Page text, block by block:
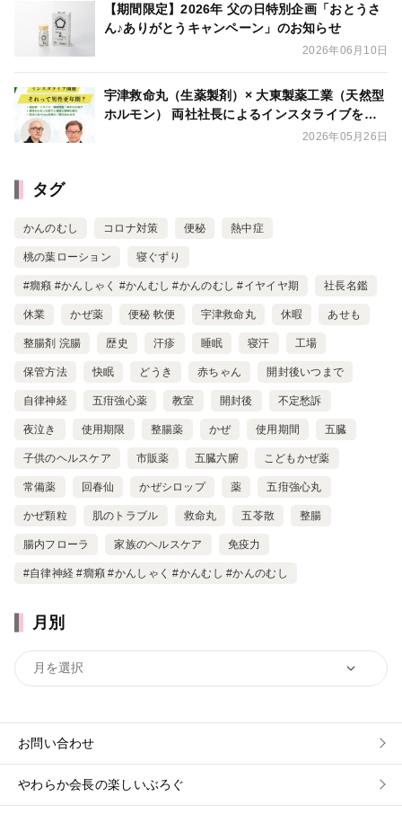
【期間限定】2026年 父の日特別企画「おとうさ
ん♪ありがとうキャンペーン」のお知らせ
2026年06月10日
宇津救命丸（生薬製剤）× 大東製薬工業（天然型
ホルモン） 両社社長によるインスタライブを開
2026年05月26日
タグ
かんのむし コロナ対策 便秘 熱中症
桃の葉ローション 寝ぐずり
#癇癪 #かんしゃく #かんむし #かんのむし #イヤイヤ期 社長名鑑
休業 かぜ薬 便秘 軟便 宇津救命丸 休暇 あせも
整腸剤 浣腸 歴史 汗疹 睡眠 寝汗 工場
保管方法 快眠 どうき 赤ちゃん 開封後いつまで
自律神経 五疳強心薬 教室 開封後 不定愁訴
夜泣き 使用期限 整腸薬 かぜ 使用期間 五臓
子供のヘルスケア 市販薬 五臓六腑 こどもかぜ薬
常備薬 回春仙 かぜシロップ 薬 五疳強心丸
かぜ顆粒 肌のトラブル 救命丸 五苓散 整腸
腸内フローラ 家族のヘルスケア 免疫力
#自律神経 #癇癪 #かんしゃく #かんむし #かんのむし
月別
お問い合わせ
やわらか会長の楽しいぶろぐ